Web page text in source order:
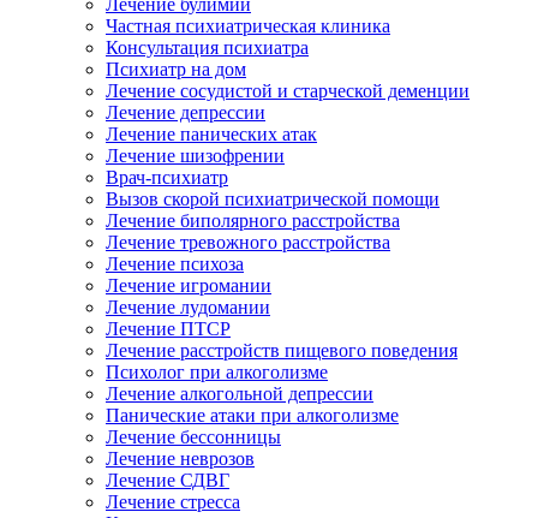
Лечение булимии
Частная психиатрическая клиника
Консультация психиатра
Психиатр на дом
Лечение сосудистой и старческой деменции
Лечение депрессии
Лечение панических атак
Лечение шизофрении
Врач-психиатр
Вызов скорой психиатрической помощи
Лечение биполярного расстройства
Лечение тревожного расстройства
Лечение психоза
Лечение игромании
Лечение лудомании
Лечение ПТСР
Лечение расстройств пищевого поведения
Психолог при алкоголизме
Лечение алкогольной депрессии
Панические атаки при алкоголизме
Лечение бессонницы
Лечение неврозов
Лечение СДВГ
Лечение стресса